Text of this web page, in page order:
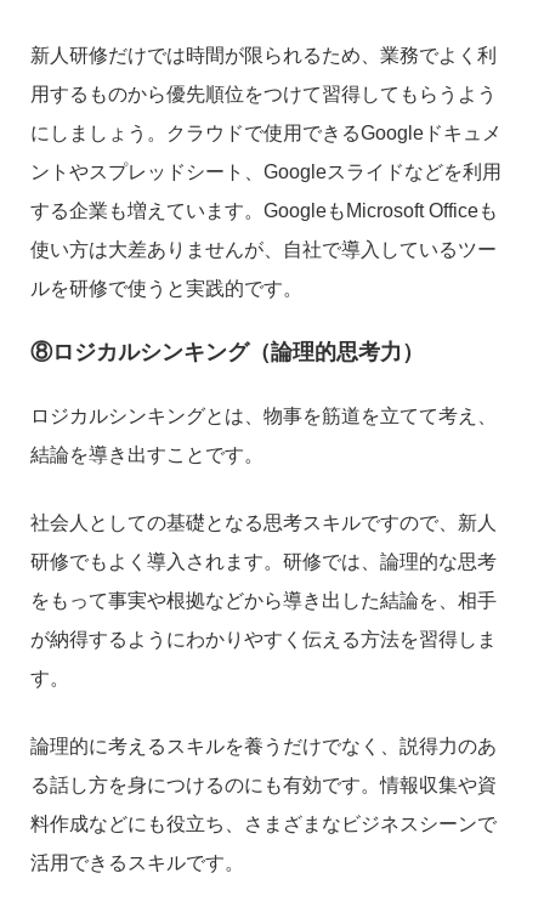
新人研修だけでは時間が限られるため、業務でよく利
用するものから優先順位をつけて習得してもらうよう
にしましょう。クラウドで使用できるGoogleドキュメ
ントやスプレッドシート、Googleスライドなどを利用
する企業も増えています。GoogleもMicrosoft Officeも
使い方は大差ありませんが、自社で導入しているツー
ルを研修で使うと実践的です。
⑧ロジカルシンキング（論理的思考力）
ロジカルシンキングとは、物事を筋道を立てて考え、
結論を導き出すことです。
社会人としての基礎となる思考スキルですので、新人
研修でもよく導入されます。研修では、論理的な思考
をもって事実や根拠などから導き出した結論を、相手
が納得するようにわかりやすく伝える方法を習得しま
す。
論理的に考えるスキルを養うだけでなく、説得力のあ
る話し方を身につけるのにも有効です。情報収集や資
料作成などにも役立ち、さまざまなビジネスシーンで
活用できるスキルです。